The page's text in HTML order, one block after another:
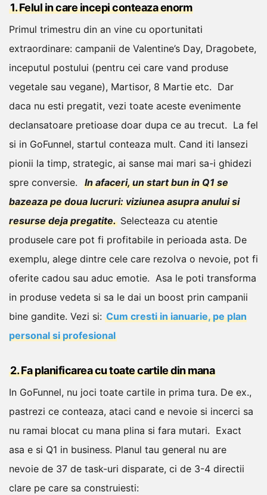
1. Felul in care incepi conteaza enorm
Primul trimestru din an vine cu oportunitati
extraordinare: campanii de Valentine’s Day, Dragobete,
inceputul postului (pentru cei care vand produse
vegetale sau vegane), Martisor, 8 Martie etc. Dar
daca nu esti pregatit, vezi toate aceste evenimente
declansatoare pretioase doar dupa ce au trecut. La fel
si in GoFunnel, startul conteaza mult. Cand iti lansezi
pionii la timp, strategic, ai sanse mai mari sa-i ghidezi
spre conversie.
In afaceri, un start bun in Q1 se
bazeaza pe doua lucruri: viziunea asupra anului si
resurse deja pregatite. Selecteaza cu atentie
produsele care pot fi profitabile in perioada asta. De
exemplu, alege dintre cele care rezolva o nevoie, pot fi
oferite cadou sau aduc emotie. Asa le poti transforma
in produse vedeta si sa le dai un boost prin campanii
bine gandite. Vezi si: Cum cresti in ianuarie, pe plan
personal si profesional
2. Fa planificarea cu toate cartile din mana
In GoFunnel, nu joci toate cartile in prima tura. De ex.,
pastrezi ce conteaza, ataci cand e nevoie si incerci sa
nu ramai blocat cu mana plina si fara mutari. Exact
asa e si Q1 in business. Planul tau general nu are
nevoie de 37 de task-uri disparate, ci de 3-4 directii
clare pe care sa construiesti: